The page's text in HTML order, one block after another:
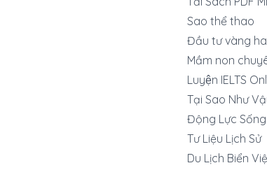
Sao thể thao
Đầu tư vàng
Mầm non
Luyện IELTS
Tại Sao Như
Động Lực Sống
Tư Liệu Lịch Sử
Du Lịch Biển